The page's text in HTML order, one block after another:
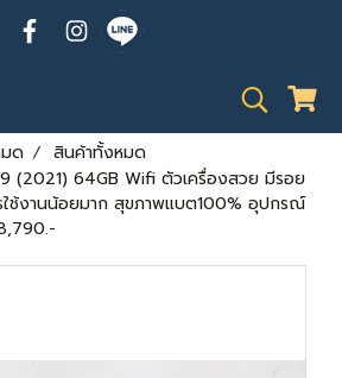
ด
สินค้าทั้งหมด
(2021) 64GB Wifi ตัวเครื่องสวย มีรอย
ใช้งานน้อยมาก สุขภาพแบต100% อุปกรณ์